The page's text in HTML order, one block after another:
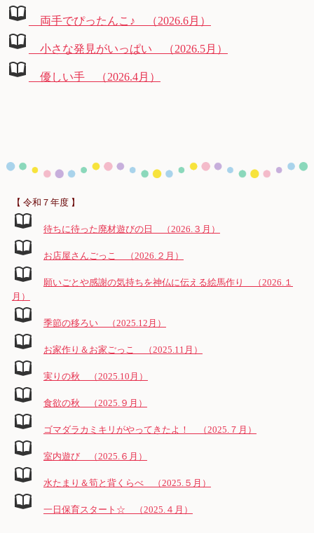
両手でぴったんこ♪ （2026.6月）
小さな発見がいっぱい （2026.5月）
優しい手 （2026.4月）
【 令和７年度 】
待ちに待った廃材遊びの日 （2026.３月）
お店屋さんごっこ （2026.２月）
願いごとや感謝の気持ちを神仏に伝える絵馬作り （2026.１
月）
季節の移ろい （2025.12月）
お家作り＆お家ごっこ （2025.11月）
実りの秋 （2025.10月）
食欲の秋 （2025.９月）
ゴマダラカミキリがやってきたよ！ （2025.７月）
室内遊び （2025.６月）
水たまり＆筍と背くらべ （2025.５月）
一日保育スタート☆ （2025.４月）